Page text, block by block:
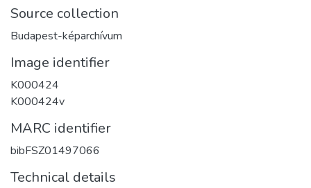
Source collection
Budapest-képarchívum
Image identifier
K000424
K000424v
MARC identifier
bibFSZ01497066
Technical details